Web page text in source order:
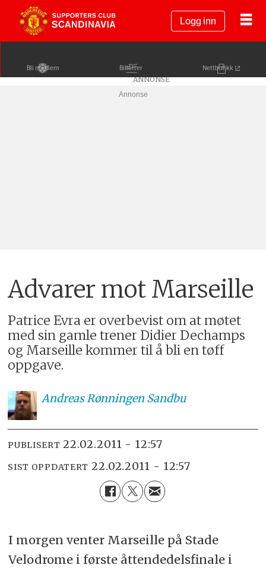
Logg inn
Bli medlem Billetter Nettbutikk
Annonse
Advarer mot Marseille
Patrice Evra er overbevist om at møtet
med sin gamle trener Didier Dechamps
og Marseille kommer til å bli en tøff
oppgave.
AndreasRønningen Sandbu
PUBLISERT 22.02.2011 - 12:57
SIST OPPDATERT 22.02.2011 - 12:57
I morgen venter Marseille på Stade
Velodrome i første åttendedelsfinale i